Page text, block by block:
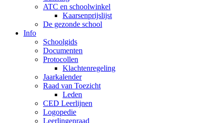
ATC en schoolwinkel
Kaarsenprijslijst
De gezonde school
Info
Schoolgids
Documenten
Protocollen
Klachtenregeling
Jaarkalender
Raad van Toezicht
Leden
CED Leerlijnen
Logopedie
Leerlingenraad